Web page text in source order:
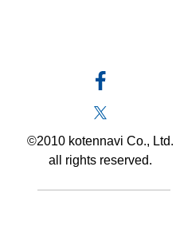
©2010 kotennavi Co., Ltd.
all rights reserved.